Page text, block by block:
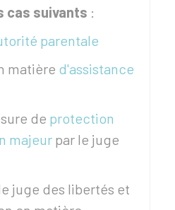
cas suivants :
parentale
matière d'assistance
de protection
majeur par le juge
juge des libertés et